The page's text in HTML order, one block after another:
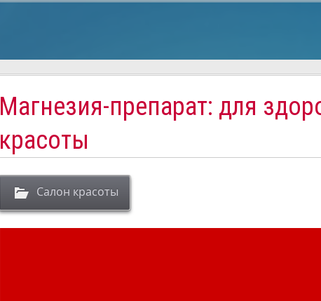
Магнезия-препарат: для
красоты
Салон красоты